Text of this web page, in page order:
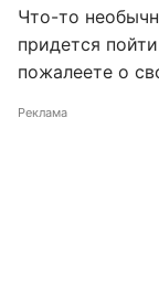
Что-то
придется
пожалеете о
Реклама